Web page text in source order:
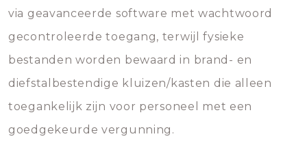
via geavanceerde software met wachtwoord
gecontroleerde toegang, terwijl fysieke
bestanden worden bewaard in brand- en
diefstalbestendige kluizen/kasten die alleen
toegankelijk zijn voor personeel met een
goedgekeurde vergunning.